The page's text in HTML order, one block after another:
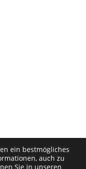
Disclaimer
ein bestmögliches
auch zu
Sie in unseren